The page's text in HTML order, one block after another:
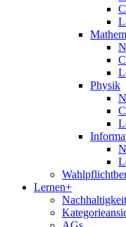
Physik
Lernen+
Nachhaltigkeit